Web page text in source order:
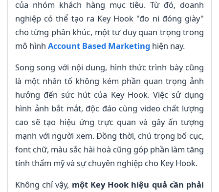
của nhóm khách hàng mục tiêu. Từ đó, doanh
nghiệp có thể tạo ra Key Hook "đo ni đóng giày"
cho từng phân khúc, một tư duy quan trọng trong
mô hình Account Based Marketing hiện nay.
Song song với nội dung, hình thức trình bày cũng
là một nhân tố không kém phần quan trọng ảnh
hưởng đến sức hút của Key Hook. Việc sử dụng
hình ảnh bắt mắt, độc đáo cùng video chất lượng
cao sẽ tạo hiệu ứng trực quan và gây ấn tượng
mạnh với người xem. Đồng thời, chú trọng bố cục,
font chữ, màu sắc hài hoà cũng góp phần làm tăng
tính thẩm mỹ và sự chuyên nghiệp cho Key Hook.
Không chỉ vậy, một Key Hook hiệu quả cần phải